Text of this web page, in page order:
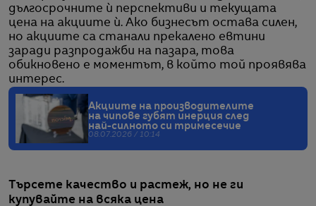
дългосрочните ѝ перспективи и текущата
цена на акциите ѝ. Ако бизнесът остава силен,
но акциите са станали прекалено евтини
заради разпродажби на пазара, това
обикновено е моментът, в който той проявява
интерес.
Акциите на производителите
на чипове губят инерция след
най-силното си тримесечие
08.07.2026 / 10:14
Търсете качество и растеж, но не ги
купувайте на всяка цена